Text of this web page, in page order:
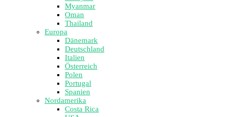
Myanmar
Oman
Thailand
Europa
Dänemark
Deutschland
Italien
Österreich
Polen
Portugal
Spanien
Nordamerika
Costa Rica